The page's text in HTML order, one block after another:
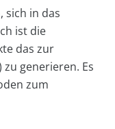
sich in das
ist die
das zur
zu generieren. Es
zum